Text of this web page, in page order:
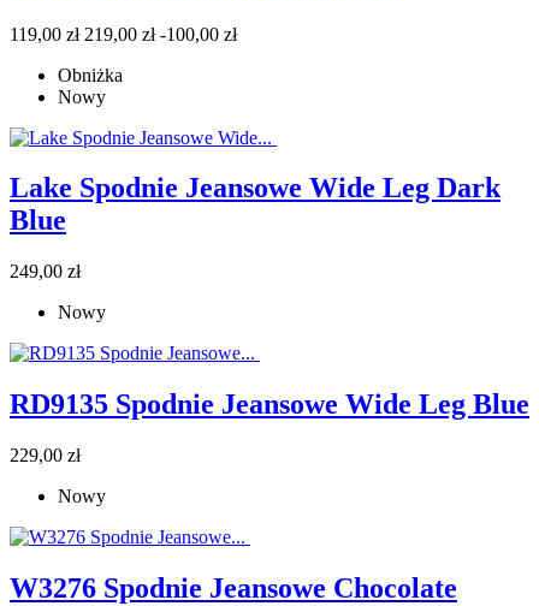
Cena
119,00 zł Cena
219,00 zł -100,00 zł
Obniżka
Nowy
Lake Spodnie Jeansowe Wide Leg Dark
Blue
Cena
249,00 zł
Nowy
RD9135 Spodnie Jeansowe Wide Leg Blue
Cena
229,00 zł
Nowy
W3276 Spodnie Jeansowe Chocolate